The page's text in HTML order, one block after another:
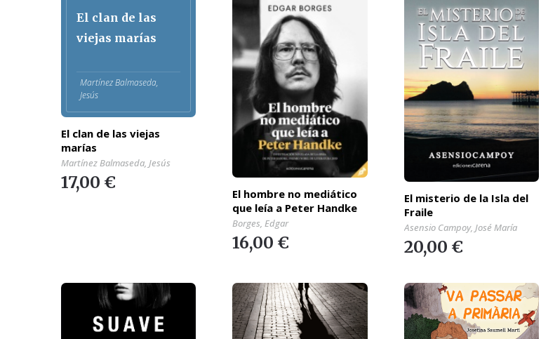
El clan de las
viejas marías
Martínez Balmaseda,
Jesús
El clan de las viejas
marías
Martínez Balmaseda, Jesús
17,00 €
El hombre no mediático
que leía a Peter Handke
Borges, Edgar
16,00 €
El misterio de la Isla del
Fraile
Asensio Campoy, José María
20,00 €